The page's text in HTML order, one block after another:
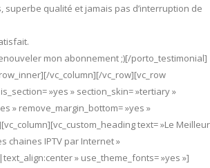
superbe qualité et jamais pas d’interruption de
mon abonnement ;)[/porto_testimonial]
vc_column][/vc_row][vc_row
»yes » section_skin= »tertiary »
» remove_margin_bottom= »yes »
text= »Le Meilleur
chaines IPTV par Internet »
» use_theme_fonts= »yes »]